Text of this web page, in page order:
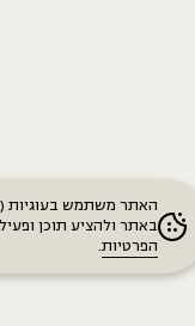
באתר ולהציע תוכן
הפרטיות.